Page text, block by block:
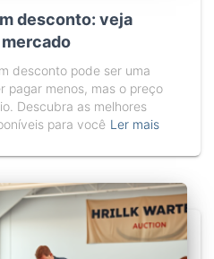
desconto: veja
desconto pode ser uma
pagar menos, mas o preço
Descubra as melhores
para você Ler mais